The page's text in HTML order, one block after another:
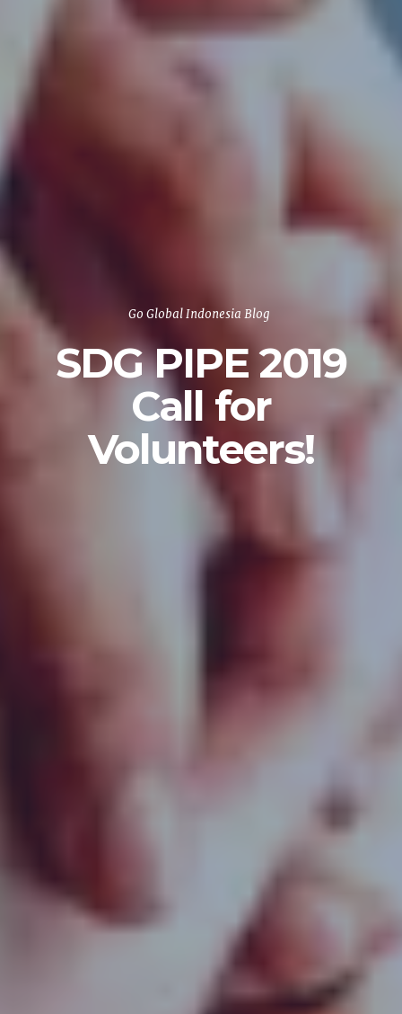
Go Global Indonesia Blog
SDG PIPE 2019
Call for
Volunteers!